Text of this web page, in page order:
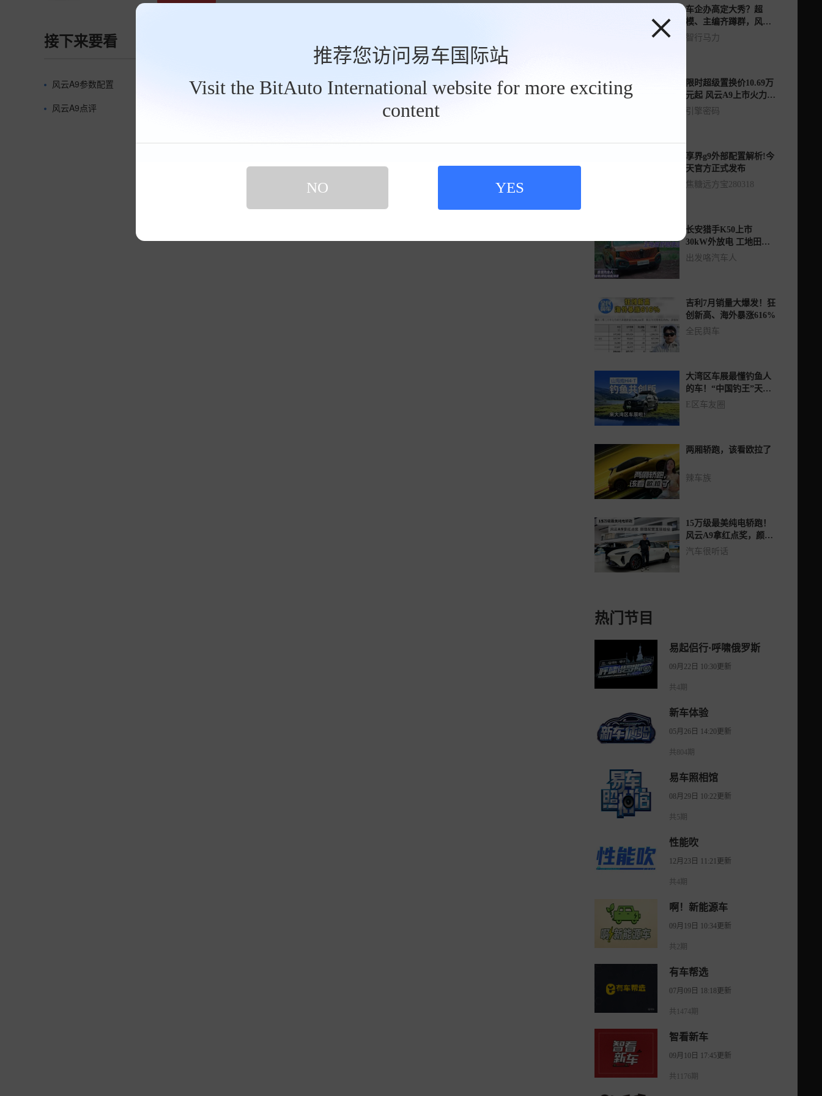
推荐您访问易车国际站
Visit the BitAuto International website for more exciting
content
NO YES
接下来要看
风云A9参数配置 奇瑞风云品牌大全 风云A9报价
风云A9图片
风云A9点评
车企办高定大秀？超
模、主编齐蹲群，风云
A9到底藏了什么大招？
智行马力
限时超级置换价10.69万
元起 风云A9上市火力全
开
引擎密码
享界g9外部配置解析!今
天官方正式发布
焦糖远方宝280318
长安猎手K50上市
30kW外放电 工地田野
随便造
出发咯汽车人
吉利7月销量大爆发！狂
创新高、海外暴涨616%
全民舆车
大湾区车展最懂钓鱼人
的车！“中国钓王”天元
邓刚共创的山海炮Hi4-T
E区车友圈
两厢轿跑，该看欧拉了
辣车族
15万级最美纯电轿跑！
风云A9拿红点奖，颜值
配置直接越级
汽车很听话
热门节目
易起侣行·呼啸俄罗斯
09月22日 10:30更新
共4期
新车体验
05月26日 14:20更新
共804期
易车照相馆
08月29日 10:22更新
共5期
性能吹
12月23日 11:21更新
共4期
啊！新能源车
09月19日 10:34更新
共2期
有车帮选
07月09日 18:18更新
共1474期
智看新车
09月10日 17:45更新
共1176期